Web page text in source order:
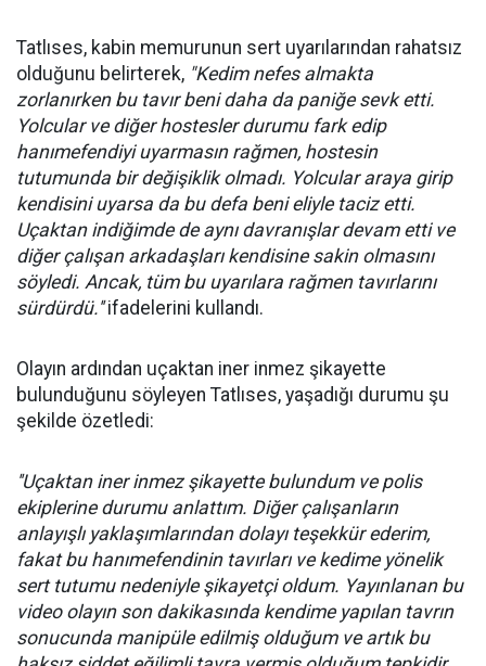
Tatlıses, kabin memurunun sert uyarılarından rahatsız
olduğunu belirterek, "Kedim nefes almakta
zorlanırken bu tavır beni daha da paniğe sevk etti.
Yolcular ve diğer hostesler durumu fark edip
hanımefendiyi uyarmasın rağmen, hostesin
tutumunda bir değişiklik olmadı. Yolcular araya girip
kendisini uyarsa da bu defa beni eliyle taciz etti.
Uçaktan indiğimde de aynı davranışlar devam etti ve
diğer çalışan arkadaşları kendisine sakin olmasını
söyledi. Ancak, tüm bu uyarılara rağmen tavırlarını
sürdürdü.''ifadelerini kullandı.
Olayın ardından uçaktan iner inmez şikayette
bulunduğunu söyleyen Tatlıses, yaşadığı durumu şu
şekilde özetledi:
''Uçaktan iner inmez şikayette bulundum ve polis
ekiplerine durumu anlattım. Diğer çalışanların
anlayışlı yaklaşımlarından dolayı teşekkür ederim,
fakat bu hanımefendinin tavırları ve kedime yönelik
sert tutumu nedeniyle şikayetçi oldum. Yayınlanan bu
video olayın son dakikasında kendime yapılan tavrın
sonucunda manipüle edilmiş olduğum ve artık bu